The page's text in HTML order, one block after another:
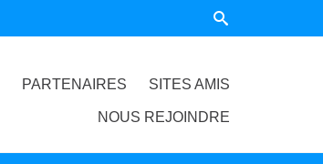
PARTENAIRES SITES AMIS
NOUS REJOINDRE